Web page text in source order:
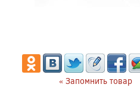
« Запомнить товар